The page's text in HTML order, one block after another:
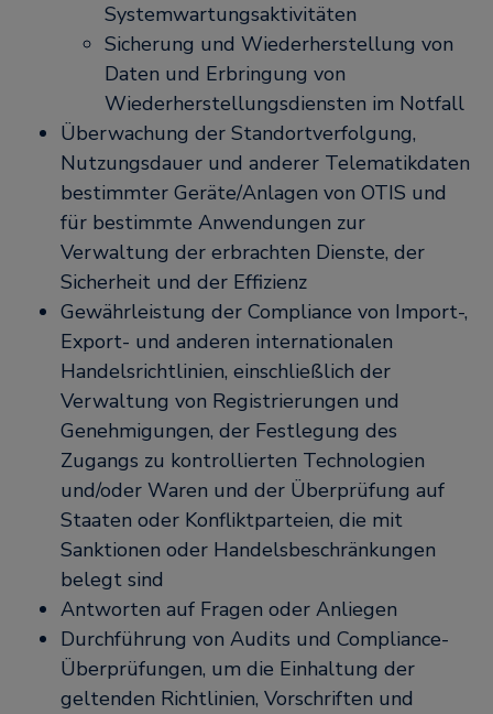
Systemwartungsaktivitäten
Sicherung und Wiederherstellung von
Daten und Erbringung von
Wiederherstellungsdiensten im Notfall
Überwachung der Standortverfolgung,
Nutzungsdauer und anderer Telematikdaten
bestimmter Geräte/Anlagen von OTIS und
für bestimmte Anwendungen zur
Verwaltung der erbrachten Dienste, der
Sicherheit und der Effizienz
Gewährleistung der Compliance von Import-,
Export- und anderen internationalen
Handelsrichtlinien, einschließlich der
Verwaltung von Registrierungen und
Genehmigungen, der Festlegung des
Zugangs zu kontrollierten Technologien
und/oder Waren und der Überprüfung auf
Staaten oder Konfliktparteien, die mit
Sanktionen oder Handelsbeschränkungen
belegt sind
Antworten auf Fragen oder Anliegen
Durchführung von Audits und Compliance-
Überprüfungen, um die Einhaltung der
geltenden Richtlinien, Vorschriften und